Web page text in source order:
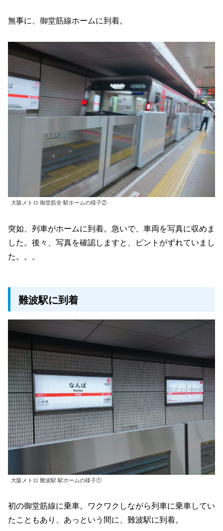
無事に、御堂筋線ホームに到着。
大阪メトロ 御堂筋全 駅ホームの様子②
突如、列車がホームに到着。急いで、車両を写真に収めま
した。後々、写真を確認しますと、ピントがずれていまし
た。。。
難波駅に到着
大阪メトロ 難波駅 駅ホームの様子①
初の御堂筋線に乗車。ワクワクしながら列車に乗車してい
たこともあり、あっという間に、難波駅に到着。